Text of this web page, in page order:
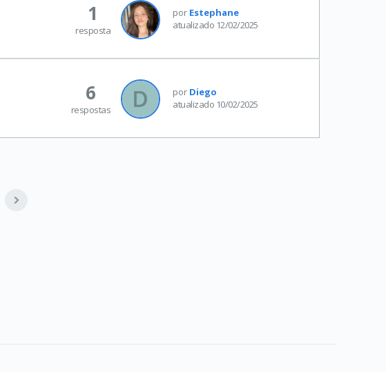
por Estephane
atualizado 12/02/2025
1
resposta
por Diego
atualizado 10/02/2025
6
respostas